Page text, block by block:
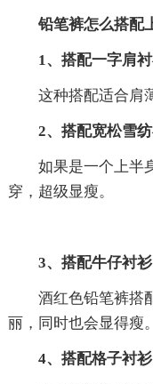
铅笔裤怎么搭配
1、搭配一字肩
这种搭配适合肩
2、搭配宽松雪
如果是一个上半
穿，超级显瘦。
3、搭配牛仔衬衫
酒红色铅笔裤搭
丽，同时也会显得瘦。
4、搭配格子衬衫